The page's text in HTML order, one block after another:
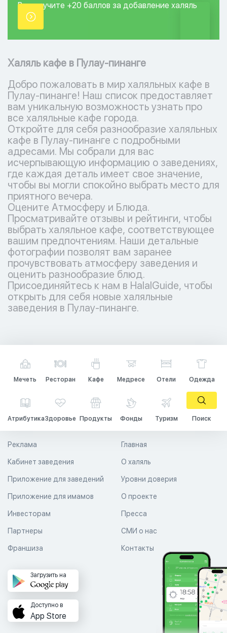
Вы получите +20 баллов за добавление халяль
точки.
Халяль кафе в Пулау-пинанге
Добро пожаловать в мир халяльных кафе в
Пулау-пинанге! Наш список предоставляет
вам уникальную возможность узнать про
все халяльные кафе города.
Откройте для себя разнообразие халяльных
кафе в Пулау-пинанге с подробными
адресами. Мы собрали для вас
исчерпывающую информацию о заведениях,
где каждая деталь имеет свое значение,
чтобы вы могли спокойно выбрать место для
приятного вечера.
Оцените Атмосферу и Блюда.
Просматривайте отзывы и рейтинги, чтобы
выбрать халяльное кафе, соответствующее
вашим предпочтениям. Наши детальные
фотографии позволят вам заранее
прочувствовать атмосферу заведения и
оценить разнообразие блюд.
Присоединяйтесь к нам в HalalGuide, чтобы
открыть для себя новые халяльные
заведения в Пулау-пинанге.
Мечеть Ресторан Кафе Медресе Отели Одежда
АтрибутикаЗдоровье Продукты Фонды Туризм Поиск
Главная
О халяль
Уровни доверия
Реклама
Кабинет заведения
Приложение для заведений
Приложение для имамов О проекте
Пресса
СМИ о нас
Контакты
Инвесторам
Партнеры
Франшиза
Загрузить на
Доступно в
App Store